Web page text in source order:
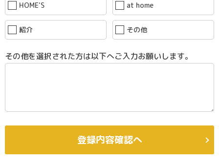
HOME'S at home
紹介 その他
その他を選択された方は以下へご入力お願いします。
登録内容確認へ